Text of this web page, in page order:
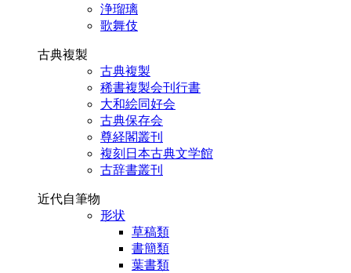
浄瑠璃
歌舞伎
古典複製
古典複製
稀書複製会刊行書
大和絵同好会
古典保存会
尊経閣叢刊
複刻日本古典文学館
古辞書叢刊
近代自筆物
形状
草稿類
書簡類
葉書類